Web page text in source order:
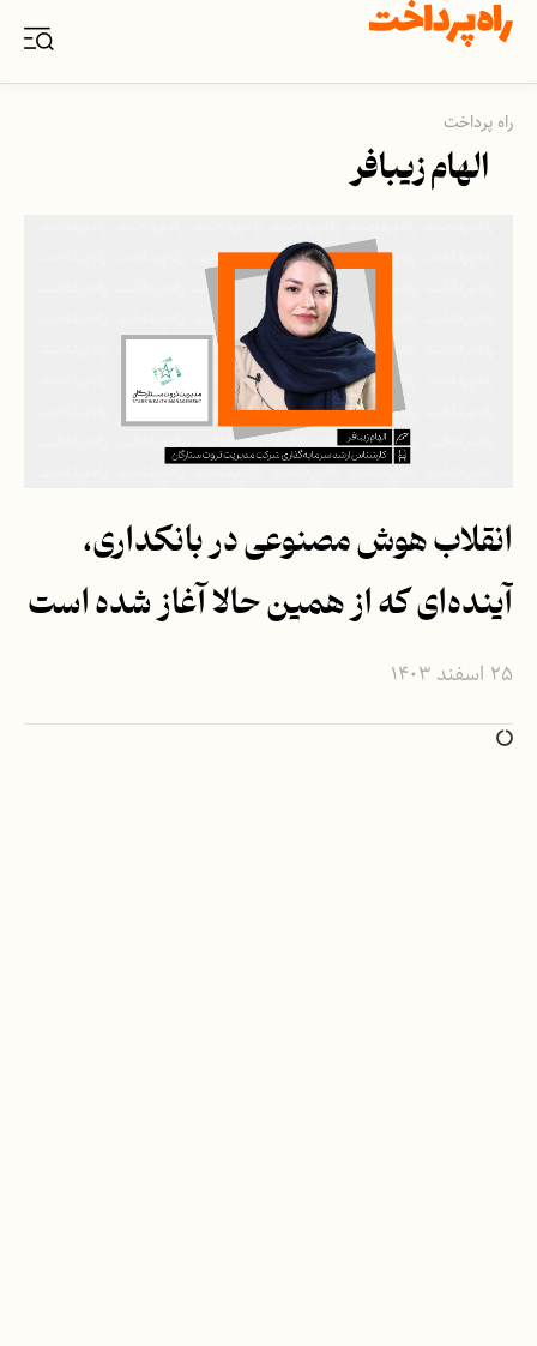
راه پرداخت
الهام زیبافر
انقلاب هوش مصنوعی در بانکداری،
آینده‌ای که از همین حالا آغاز شده است
۲۵ اسفند ۱۴۰۳